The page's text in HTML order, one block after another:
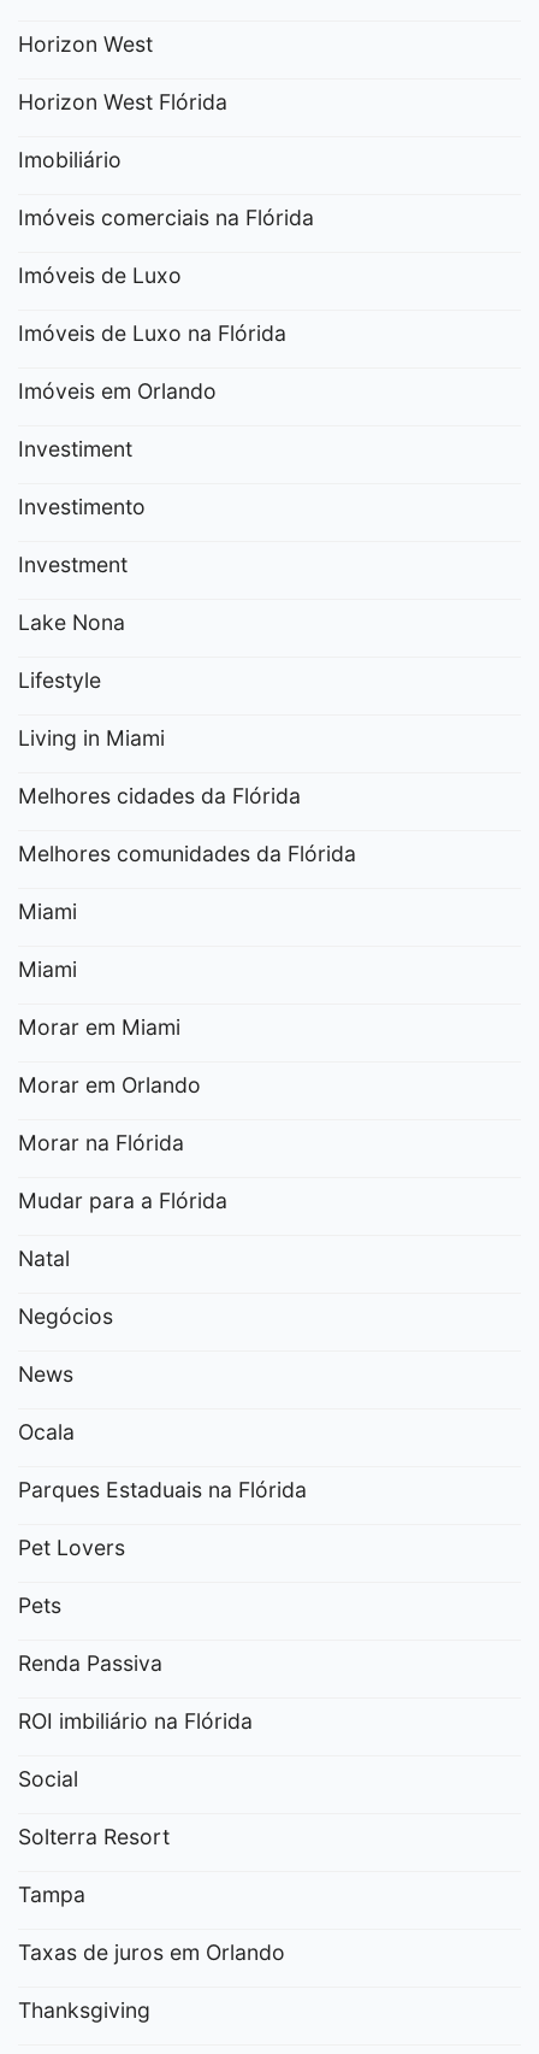
Horizon West
Horizon West Flórida
Imobiliário
Imóveis comerciais na Flórida
Imóveis de Luxo
Imóveis de Luxo na Flórida
Imóveis em Orlando
Investiment
Investimento
Investment
Lake Nona
Lifestyle
Living in Miami
Melhores cidades da Flórida
Melhores comunidades da Flórida
Miami
Miami
Morar em Miami
Morar em Orlando
Morar na Flórida
Mudar para a Flórida
Natal
Negócios
News
Ocala
Parques Estaduais na Flórida
Pet Lovers
Pets
Renda Passiva
ROI imbiliário na Flórida
Social
Solterra Resort
Tampa
Taxas de juros em Orlando
Thanksgiving